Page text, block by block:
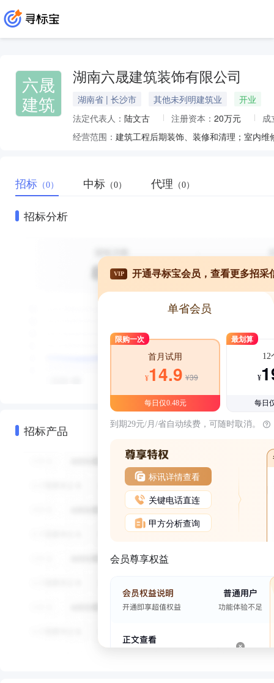
六晟
建筑
湖南六晟建筑装饰有限公司
湖南省 | 长沙市 其他未列明建筑业
开业
法定代表人： 陆文古 注册资本： 20万元
成
经营范围：
招标 （0） 中标 （0） 代理 （0）
招标分析
招标产品
VIP 开通寻标宝会员，查看更多招采
单省会员
限购一次
首月试用
¥14.9 ¥39
每日仅0.48元
最划算
12
¥
每日
到期29元/月/省自动续费，可随时取消。
标讯详情查看
关键电话直连
甲方分析查询
会员尊享权益